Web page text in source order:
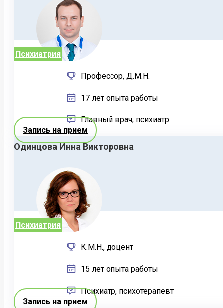
Психиатрия
Профессор, Д.М.Н.
17 лет опыта работы
Главный врач, психиатр
Запись на прием
Одинцова Инна Викторовна
Психиатрия
К.М.Н., доцент
15 лет опыта работы
Психиатр, психотерапевт
Запись на прием